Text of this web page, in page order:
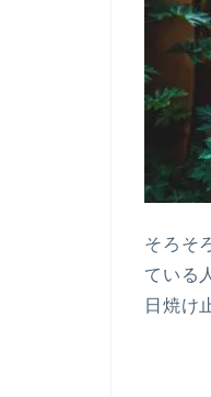
そろそ
ている
日焼け